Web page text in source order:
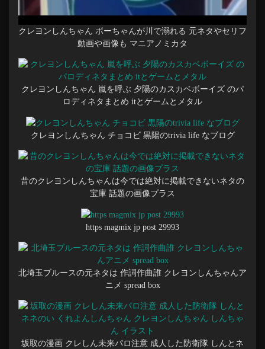
クレヨンしんちゃん ボーちゃんが川で溺れる 元ネタやセリフ
動画や画像も マニアノミカタ
クレヨンしんちゃん 嵐を呼ぶ 夕陽のカスカベボーイズ のパ
ロディネタまとめ itとゲームとメタル
クレヨンしんちゃん チョコビ 黒陽のtrivia life なブログ
昔のクレヨンしんちゃんは今では絶対に掲載できないネタの
宝庫 話題の画像プラス
https magmix jp post 29993
北埼玉ブルースの元ネタは 作詞作曲誰 クレヨンしんちゃんア
ニメ spread box
坂取の漫画 クレしん未来パロ注意 成人した防衛隊 しんとネ